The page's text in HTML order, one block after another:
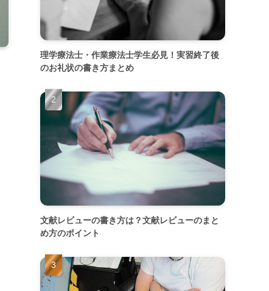
理学療法士・作業療法士学生必見！実習終了後
のお礼状の書き方まとめ
文献レビューの書き方は？文献レビューのまと
め方のポイント